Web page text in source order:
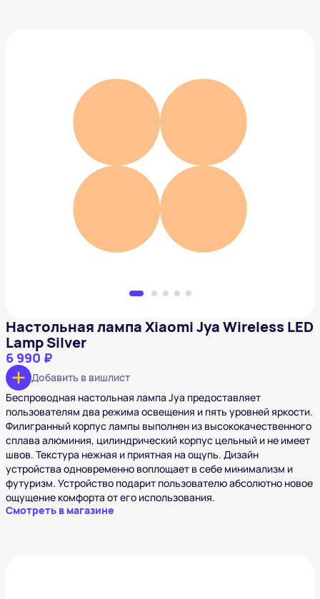
Настольная лампа Xiaomi Jya Wireless LED Lamp
Silver
6 990 ₽
Добавить в вишлист
Настольная лампа Xiaomi Jya Wireless LED
Lamp Silver
6 990 ₽
Добавить в вишлист
Беспроводная настольная лампа Jya предоставляет
пользователям два режима освещения и пять уровней яркости.
Филигранный корпус лампы выполнен из высококачественного
сплава алюминия, цилиндрический корпус цельный и не имеет
швов. Текстура нежная и приятная на ощупь. Дизайн
устройства одновременно воплощает в себе минимализм и
футуризм. Устройство подарит пользователю абсолютно новое
ощущение комфорта от его использования.
Смотреть в магазине